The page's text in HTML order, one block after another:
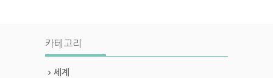
카테고리
세계